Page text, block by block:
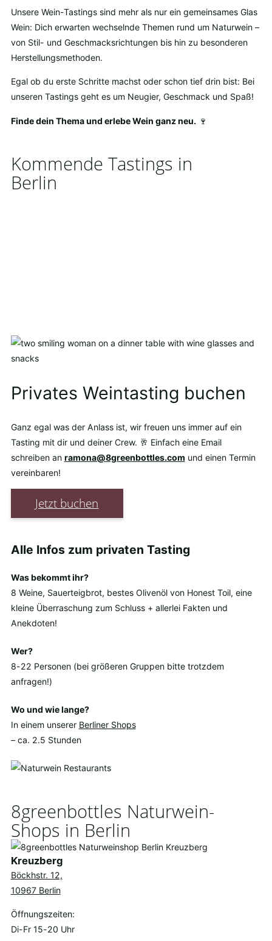
Unsere Wein-Tastings sind mehr als nur ein gemeinsames Glas
Wein: Dich erwarten wechselnde Themen rund um Naturwein –
von Stil- und Geschmacksrichtungen bis hin zu besonderen
Herstellungsmethoden.
Egal ob du erste Schritte machst oder schon tief drin bist: Bei
unseren Tastings geht es um Neugier, Geschmack und Spaß!
Finde dein Thema und erlebe Wein ganz neu.🍷
Kommende Tastings in
Berlin
Privates Weintasting buchen
Ganz egal was der Anlass ist, wir freuen uns immer auf ein
Tasting mit dir und deiner Crew. 🥂 Einfach eine Email
schreiben an ramona@8greenbottles.com und einen Termin
vereinbaren!
Jetzt buchen
Alle Infos zum privaten Tasting
Was bekommt ihr?
8 Weine, Sauerteigbrot, bestes Olivenöl von Honest Toil, eine
kleine Überraschung zum Schluss + allerlei Fakten und
Anekdoten!
Wer?
8-22 Personen (bei größeren Gruppen bitte trotzdem
anfragen!)
Wo und wie lange?
In einem unserer Berliner Shops
– ca. 2.5 Stunden
8greenbottles Naturwein-
Shops in Berlin
Kreuzberg
Böckhstr. 12,
10967 Berlin
Öffnungszeiten:
Di-Fr 15-20 Uhr